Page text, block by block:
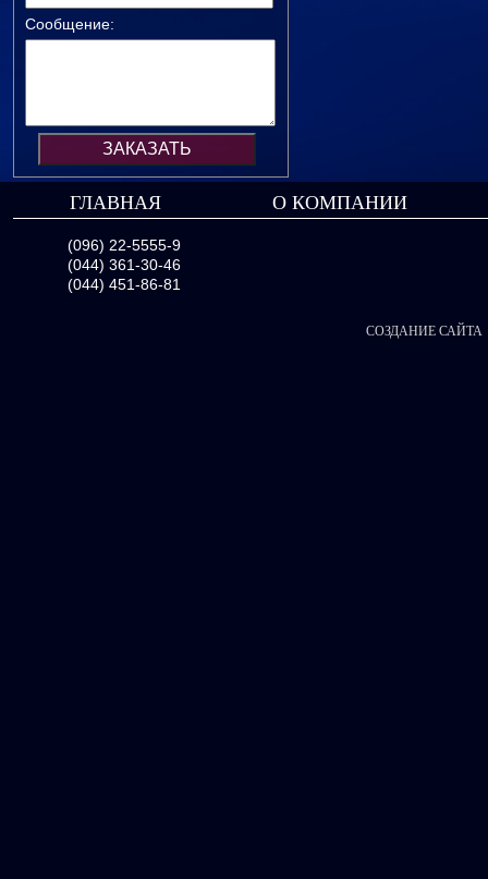
Сообщение:
ГЛАВНАЯ О КОМПАНИИ
(096) 22-5555-9
(044) 361-30-46
(044) 451-86-81
СОЗДАНИЕ САЙТА